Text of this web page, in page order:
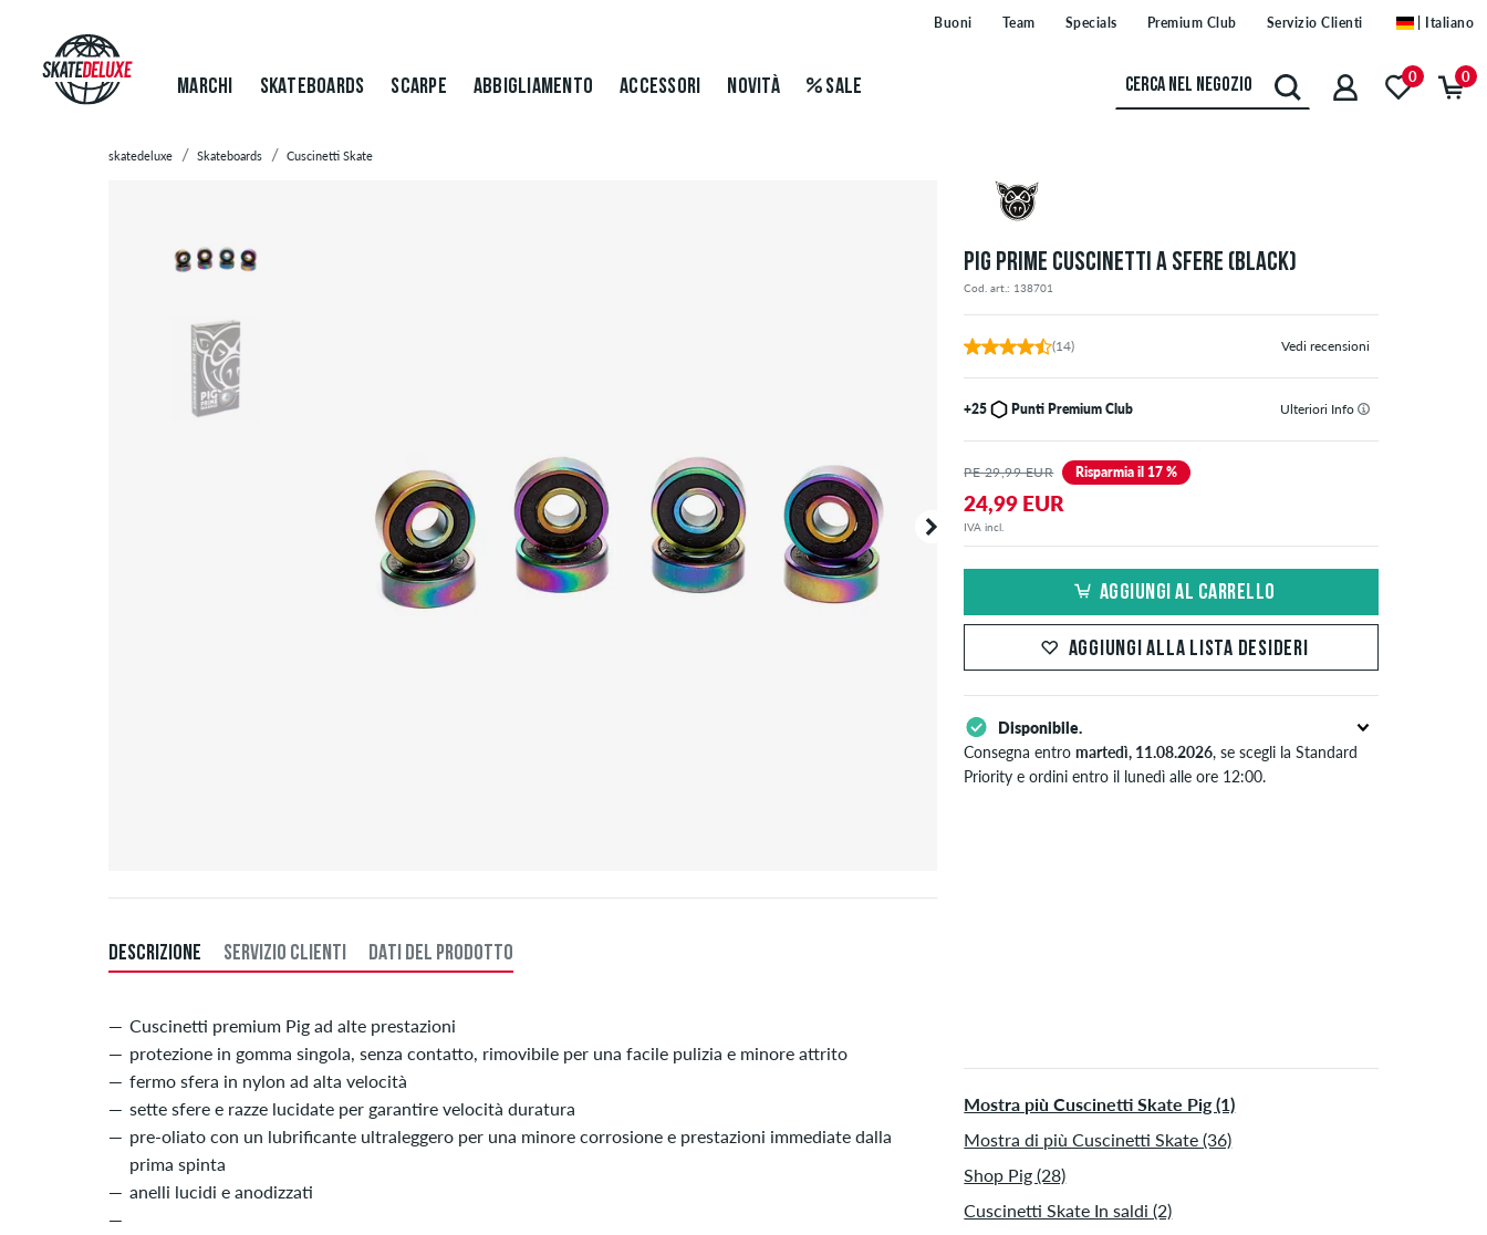
Buoni Team Specials Premium Club Servizio Clienti | Italiano
MARCHI SKATEBOARDS SCARPE ABBIGLIAMENTO ACCESSORI NOVITÀ SALE 0 0
skatedeluxe Skateboards Cuscinetti Skate
PIG PRIME CUSCINETTI A SFERE (BLACK)
Cod. art.: 138701
(14) Vedi recensioni
+25 Punti Premium Club Ulteriori Info
PE 29,99 EUR Risparmia il 17 %
24,99 EUR
IVA incl.
AGGIUNGI AL CARRELLO
AGGIUNGI ALLA LISTA DESIDERI
Disponibile.
Consegna entromartedì, 11.08.2026, se scegli la Standard
Priority e ordini entro il lunedì alle ore 12:00.
DESCRIZIONE SERVIZIO CLIENTI DATI DEL PRODOTTO
Cuscinetti premium Pig ad alte prestazioni
protezione in gomma singola, senza contatto, rimovibile per una facile pulizia e minore attrito
fermo sfera in nylon ad alta velocità
sette sfere e razze lucidate per garantire velocità duratura
pre-oliato con un lubrificante ultraleggero per una minore corrosione e prestazioni immediate dalla
prima spinta
anelli lucidi e anodizzati
Mostra più Cuscinetti Skate Pig (1)
Mostra di più Cuscinetti Skate (36)
Shop Pig (28)
Cuscinetti Skate In saldi (2)